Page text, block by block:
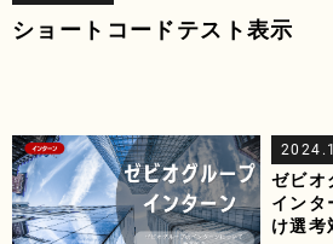
ショートコードテスト表示
ゼビオ
インタ
け選考